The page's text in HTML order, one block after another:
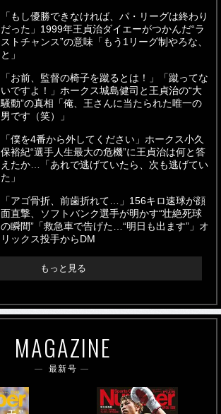
「もし優勝できなければ、パ・リーグは終わり
だった」1999年王貞治ダイエーがつかんだ“ラ
ストチャンス”の意味「もう1リーグ制やろな、
と」
「お前、監督の椅子を蹴るとは！」「蹴ってな
いですよ！」ホークス城島健司と王貞治の“大
騒動”の真相「俺、王さんに当たられた唯一の
男です（笑）」
「僕を4番から外してください」ホークス小久
保裕紀“選手人生最大の危機”に王貞治は何と答
えたか…「あれで逃げていたら、次も逃げてい
た」
「アゴ骨折、前歯折れて…」156キロ速球が顔
面直撃、ソフトバンク選手が明かす“壮絶死球
の瞬間”「救急車で告げた…“明日も出ます”」オ
リックス投手からDM
もっと見る
MAGAZINE
最新号